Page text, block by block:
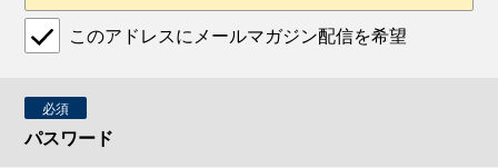
このアドレスにメールマガジン配信を希望
必須
パスワード